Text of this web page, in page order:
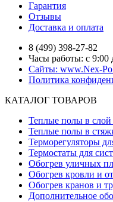
Гарантия
Отзывы
Доставка и оплата
8 (499) 398-27-82
Часы работы: с 9:00
Сайты: www.Nex-
Политика
КАТАЛОГ ТОВАРОВ
Теплые полы в слой
Теплые полы в
Терморегуляторы
Термостаты для
Обогрев уличных
Обогрев кровли и
Обогрев кранов и
Дополнительное